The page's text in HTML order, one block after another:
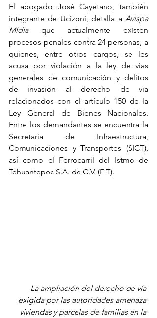
El abogado José Cayetano, también
integrante de Ucizoni, detalla a Avispa
Mídia que actualmente existen
procesos penales contra 24 personas, a
quienes, entre otros cargos, se les
acusa por violación a la ley de vías
generales de comunicación y delitos
de invasión al derecho de vía
relacionados con el artículo 150 de la
Ley General de Bienes Nacionales.
Entre los demandantes se encuentra la
Secretaría de Infraestructura,
Comunicaciones y Transportes (SICT),
así como el Ferrocarril del Istmo de
Tehuantepec S.A. de C.V. (FIT).
La ampliación del derecho de vía
exigida por las autoridades amenaza
viviendas y parcelas de familias en la